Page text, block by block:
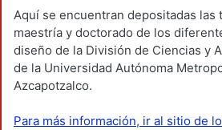
Aquí se encuentran depositadas las
maestría y doctorado de los
diseño de la División de Ciencias y
de la Universidad Autónoma
Azcapotzalco.
Para más información, ir al sitio de